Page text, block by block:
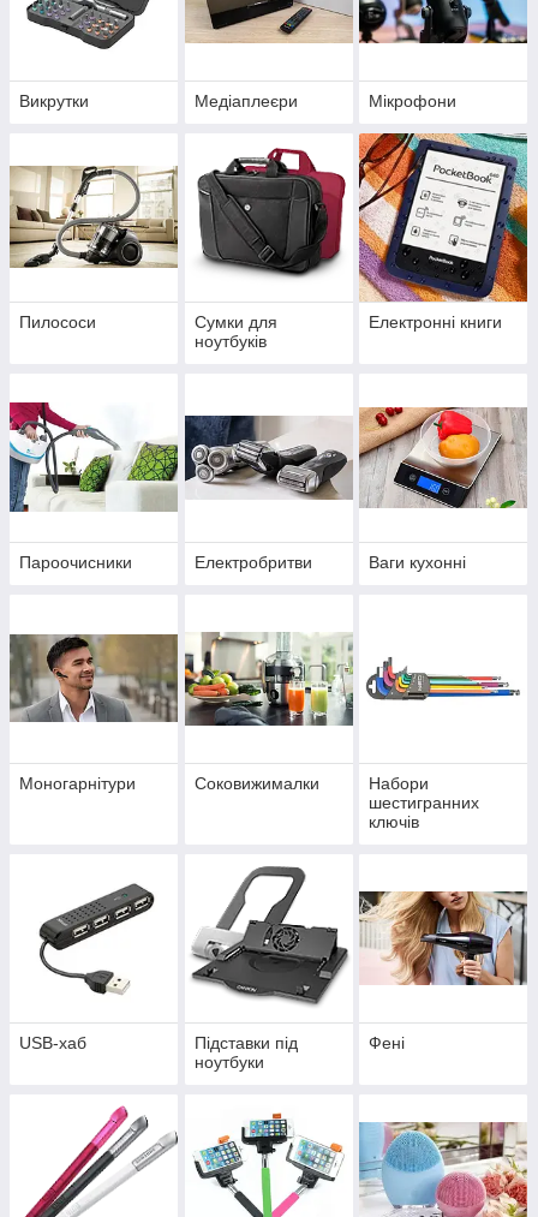
Викрутки Медіаплеєри Мікрофони
Пилососи
Сумки для
ноутбуків
Електронні книги
Пароочисники Електробритви Ваги кухонні
Моногарнітури Соковижималки
Набори
шестигранних
ключів
USB-хаб
Підставки під
ноутбуки
Фені